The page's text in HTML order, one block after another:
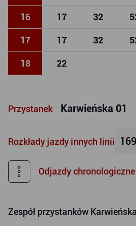
16 17 32
17 17 32
18 22
Przystanek Karwieńska 01
Rozkłady jazdy innych linii 169
Odjazdy
Zespół przystanków Karwieńska